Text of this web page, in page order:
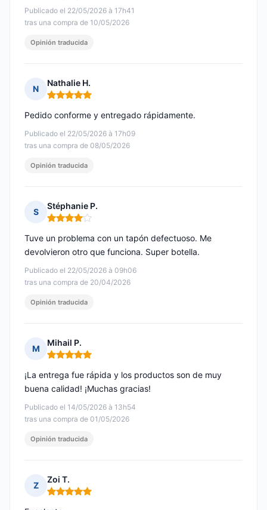
Publicado el 22/05/2026 à 17h41
tras una compra de 10/05/2026
Opinión traducida
N
Nathalie H.
Nota: 5 de 5
Publicado el 22/05/2026 à 17h09
tras una compra de 08/05/2026
Pedido conforme y entregado rápidamente.
Opinión traducida
S
Stéphanie P.
Nota: 4 de 5
Publicado el 22/05/2026 à 09h06
tras una compra de 20/04/2026
Tuve un problema con un tapón defectuoso. Me
devolvieron otro que funciona. Super botella.
Opinión traducida
M
Mihail P.
Nota: 5 de 5
Publicado el 14/05/2026 à 13h54
tras una compra de 01/05/2026
¡La entrega fue rápida y los productos son de muy
buena calidad! ¡Muchas gracias!
Opinión traducida
Z
Zoi T.
Nota: 5 de 5